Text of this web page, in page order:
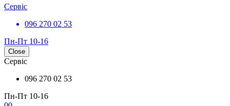
Сервіс
096 270 02 53
Пн-Пт 10-16
Close
Сервіс
096 270 02 53
Пн-Пт 10-16